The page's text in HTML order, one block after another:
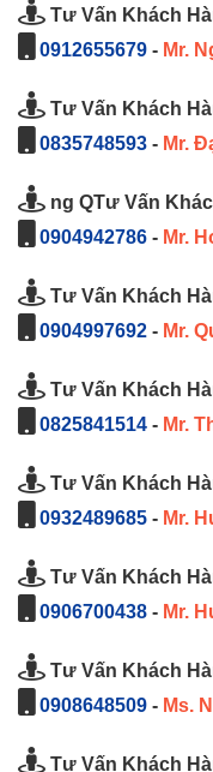
Tư Vấn Khách
0912655679 - Mr.
Tư Vấn Khách
0835748593 - Mr.
ng QTư Vấn
0904942786 - Mr.
Tư Vấn Khách
0904997692 - Mr.
Tư Vấn Khách
0825841514 - Mr.
Tư Vấn Khách
0932489685 - Mr.
Tư Vấn Khách
0906700438 - Mr.
Tư Vấn Khách
0908648509 - Ms.
Tư Vấn Khách